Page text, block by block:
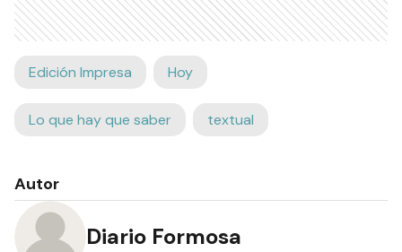
Edición Impresa Hoy
Lo que hay que saber textual
Autor
Diario Formosa